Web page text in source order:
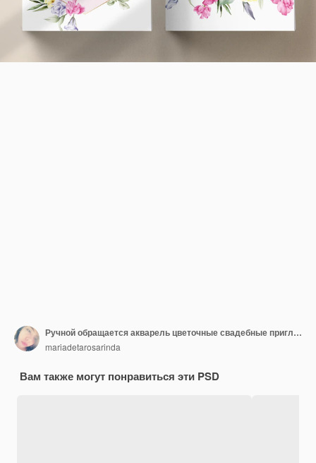
Ручной обращается акварель цветочные свадебные приглашения
mariadetarosarinda
Вам также могут понравиться эти PSD